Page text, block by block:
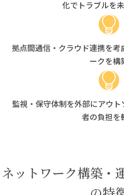
化でトラブルを
拠点間通信・クラウド連携を
ークを構
監視・保守体制を外部にアウト
者の負担を
ネットワーク構築・